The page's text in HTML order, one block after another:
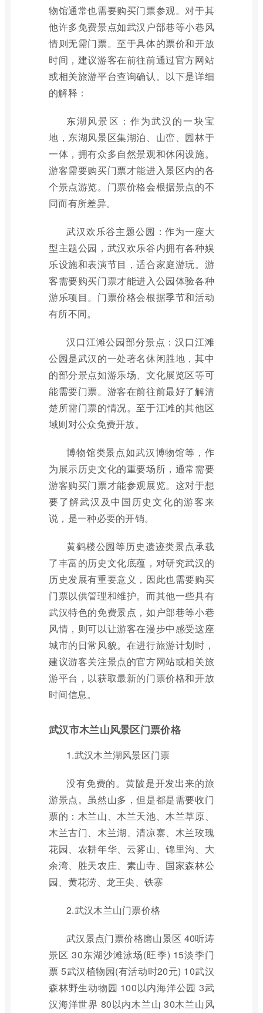
物馆通常也需要购买门票参观。对于其
他许多免费景点如武汉户部巷等小巷风
情则无需门票。至于具体的票价和开放
时间，建议游客在前往前通过官方网站
或相关旅游平台查询确认。以下是详细
的解释：
东湖风景区：作为武汉的一块宝
地，东湖风景区集湖泊、山峦、园林于
一体，拥有众多自然景观和休闲设施。
游客需要购买门票才能进入景区内的各
个景点游览。门票价格会根据景点的不
同而有所差异。
武汉欢乐谷主题公园：作为一座大
型主题公园，武汉欢乐谷内拥有各种娱
乐设施和表演节目，适合家庭游玩。游
客需要购买门票才能进入公园体验各种
游乐项目。门票价格会根据季节和活动
有所不同。
汉口江滩公园部分景点：汉口江滩
公园是武汉的一处著名休闲胜地，其中
的部分景点如游乐场、文化展览区等可
能需要门票。游客在前往前最好了解清
楚所需门票的情况。至于江滩的其他区
域则对公众免费开放。
博物馆类景点如武汉博物馆等，作
为展示历史文化的重要场所，通常需要
游客购买门票才能参观展览。这对于想
要了解武汉及中国历史文化的游客来
说，是一种必要的开销。
黄鹤楼公园等历史遗迹类景点承载
了丰富的历史文化底蕴，对研究武汉的
历史发展有重要意义，因此也需要购买
门票以供管理和维护。而其他一些具有
武汉特色的免费景点，如户部巷等小巷
风情，则可以让游客在漫步中感受这座
城市的日常风貌。在进行旅游计划时，
建议游客关注景点的官方网站或相关旅
游平台，以获取最新的门票价格和开放
时间信息。
武汉市木兰山风景区门票价格
1.武汉木兰湖风景区门票
没有免费的。黄陂是开发出来的旅
游景点。虽然山多，但是都是需要收门
票的：木兰山、木兰天池、木兰草原、
木兰古门、木兰湖、清凉寨、木兰玫瑰
花园、农耕年华、云雾山、锦里沟、大
余湾、胜天农庄、素山寺、国家森林公
园、黄花涝、龙王尖、铁寨
2.武汉木兰山门票价格
武汉景点门票价格磨山景区 40听涛
景区 30东湖沙滩泳场(旺季) 15淡季门
票 5武汉植物园(有活动时20元) 10武汉
森林野生动物园 100以内海洋公园 3武
汉海洋世界 80以内木兰山 30木兰山风